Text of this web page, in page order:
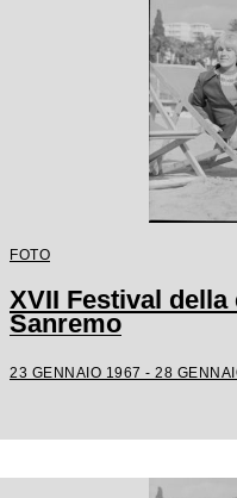
FOTO
XVII Festival
Sanremo
23 GENNAIO 1967 - 28